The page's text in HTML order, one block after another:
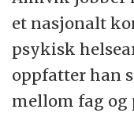
et nasjonalt
psykisk
oppfatter han
mellom fag